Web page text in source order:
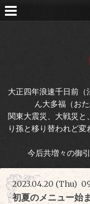
大正四年浪速千日前
ん大多福（お
関東大震災、大戦災と
り孫と移り替われど
今后共増々の御
2023.04.20 (Thu)
初夏のメニュー始